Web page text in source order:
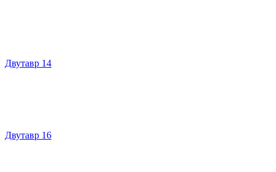
Двутавр 14
Двутавр 16